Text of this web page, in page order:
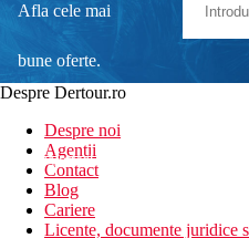
Afla cele mai
bune oferte.
newsletter!
Despre Dertour.ro
Despre noi
Agentii
Contact
Blog
Cariere
Licente, documente juridice